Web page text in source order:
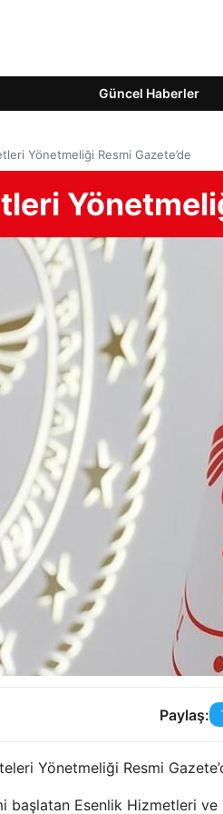
Güncel Haberler
Yönetmeliği Resmi Gazete’de
Paylaş:
Yönetmeliği Resmi
başlatan Esenlik Hizmetleri